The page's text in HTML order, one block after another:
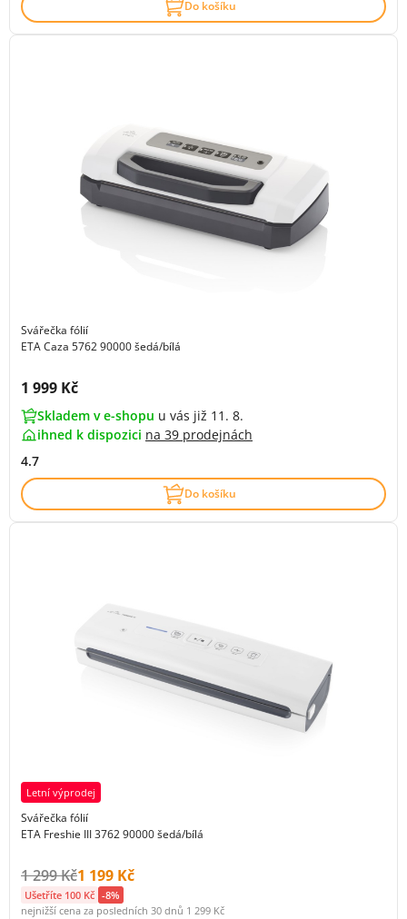
Do košíku
Svářečka fólií
ETA Caza 5762 90000 šedá/bílá
Cena s DPH:
1 999 Kč
Skladem v e-shopu u vás již 11. 8.
ihned k dispozici na 39 prodejnách
4.7
Do košíku
Letní výprodej
Svářečka fólií
ETA Freshie III 3762 90000 šedá/bílá
Původní cena s DPH:
1 299 KčCena s DPH:
1 199 Kč
Ušetříte 100 Kč -8%
nejnižší cena za posledních 30 dnů 1 299 Kč